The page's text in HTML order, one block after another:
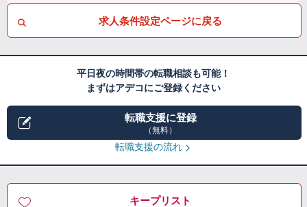
求人条件設定ページに戻る
平日夜の時間帯の転職相談も可能！
まずはアデコにご登録ください
転職支援に登録
（無料）
転職支援の流れ
キープリスト